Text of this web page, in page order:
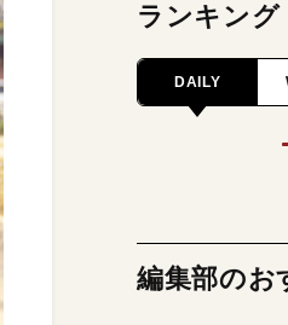
ランキング
DAILY
編集部のお